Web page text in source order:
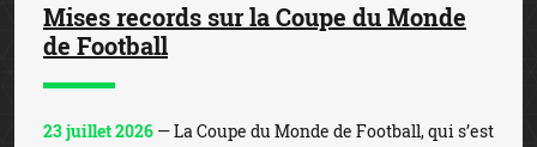
Mises records sur la Coupe du Monde
de Football
23 juillet 2026 — La Coupe du Monde de Football, qui s’est